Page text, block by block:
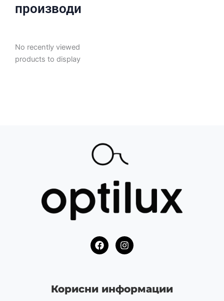
производи
No recently viewed
products to display
F
a
o
o
I
n
g
r
Корисни информации